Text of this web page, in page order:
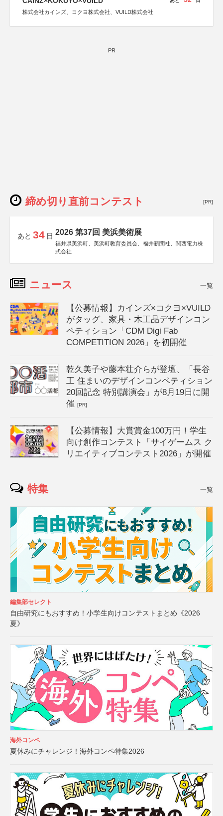
株式会社カインズ、コクヨ株式会社、VUILD株式会社
PR
締め切り直前コンテスト [PR]
あと 34 日 2026 第37回 美浜美術展
福井県美浜町、美浜町教育委員会、福井新聞社、関西電力株
式会社
ニュース 一覧
【公募情報】カインズ×コクヨ×VUILD
がタッグ、家具・木工品デザインコン
ペティション「CDM Digi Fab
COMPETITION 2026」を初開催
乾久美子や藤本壮介らが登壇、「長谷
工 住まいのデザインコンペティション
20回記念 特別講演会」が8月19日に開
催[PR]
【公募情報】大賞賞金100万円！学生
向け創作コンテスト「サイゲームス ク
リエイティブコンテスト2026」が開催
特集 一覧
編集部セレクト
自由研究にもおすすめ！小学生向けコンテストまとめ《2026
夏》
海外コンペ
夏休みにチャレンジ！海外コンペ特集2026